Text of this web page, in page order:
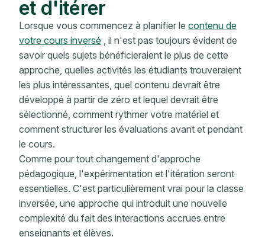
et d'itérer
Lorsque vous commencez à planifier le contenu de
votre cours inversé , il n'est pas toujours évident de
savoir quels sujets bénéficieraient le plus de cette
approche, quelles activités les étudiants trouveraient
les plus intéressantes, quel contenu devrait être
développé à partir de zéro et lequel devrait être
sélectionné, comment rythmer votre matériel et
comment structurer les évaluations avant et pendant
le cours.
Comme pour tout changement d'approche
pédagogique, l'expérimentation et l'itération seront
essentielles. C'est particulièrement vrai pour la classe
inversée, une approche qui introduit une nouvelle
complexité du fait des interactions accrues entre
enseignants et élèves.